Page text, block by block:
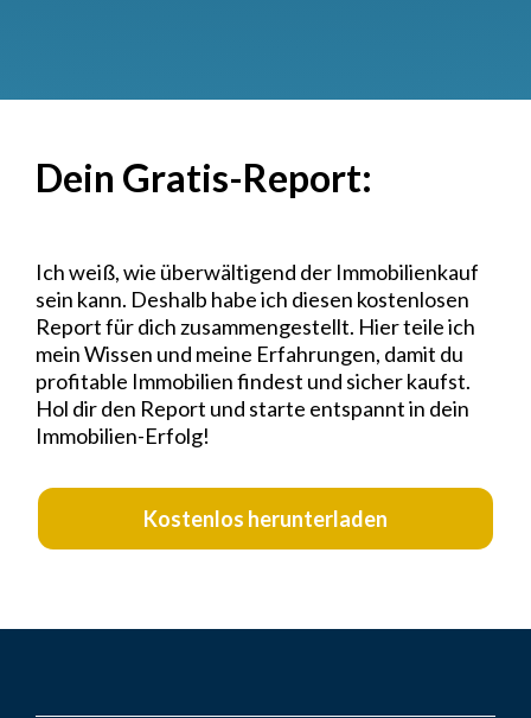
Dein Gratis-Report:
Ich weiß, wie überwältigend der Immobilienkauf
sein kann. Deshalb habe ich diesen kostenlosen
Report für dich zusammengestellt. Hier teile ich
mein Wissen und meine Erfahrungen, damit du
profitable Immobilien findest und sicher kaufst.
Hol dir den Report und starte entspannt in dein
Immobilien-Erfolg!
Kostenlos herunterladen